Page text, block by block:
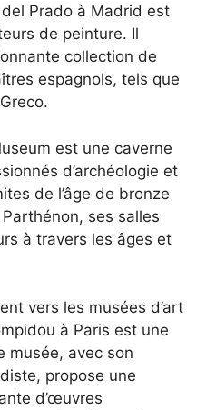
Prado à Madrid est
de peinture. Il
collection de
espagnols, tels que
est une caverne
d’archéologie et
de l’âge de bronze
ses salles
à travers les âges et
vers les musées d’art
à Paris est une
musée, avec son
propose une
d’œuvres